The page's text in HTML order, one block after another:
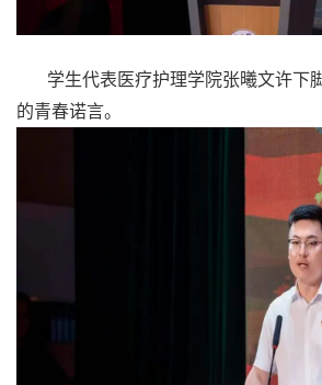
学生代表医疗护理学院张曦文许下
的青春诺言。